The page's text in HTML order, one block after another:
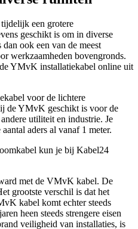
een grotere
geschikt is om in diverse
ook een van de meest
werkzaamheden bovengronds.
YMvK installatiekabel online uit
voor de lichtere
de YMvK geschikt is voor de
utiliteit en industrie. Je
aders al vanaf 1 meter.
kun je bij Kabel24
met de VMvK kabel. De
grootste verschil is dat het
kabel komt echter steeds
heen steeds strengere eisen
veiligheid van installaties, is